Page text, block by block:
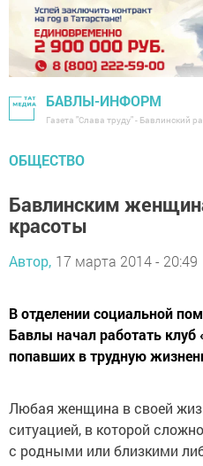
БАВЛЫ-ИНФОРМ
Газета "Слава труду" - Бавлинский
ОБЩЕСТВО
Бавлинским
красоты
Автор, 17 марта 2014 - 20:49
В отделении социальной
Бавлы начал работать
попавших в трудную
Любая женщина в своей
ситуацией, в которой
с родными или близкими